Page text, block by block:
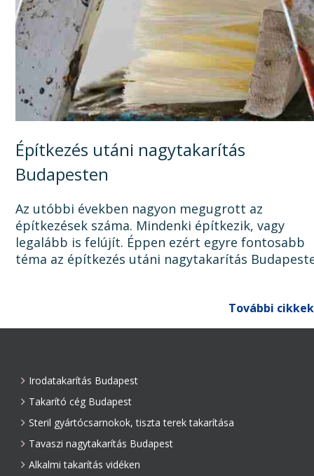
Építkezés utáni nagytakarítás
Budapesten
Az utóbbi években nagyon megugrott az
építkezések száma. Mindenki építkezik, vagy
legalább is felújít. Éppen ezért egyre fontosabb
téma az építkezés utáni nagytakarítás
További cikkek
Irodatakarítás Budapest
Takarító cég Budapest
Steril gyártócsarnokok, tiszta terek takarítása
Tavaszi nagytakarítás Budapest
Alkalmi takarítás vidéken